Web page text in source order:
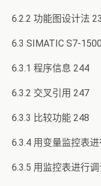
6.2.2 功能图设计法
6.3 SIMATIC S7-
6.3.1 程序信息 244
6.3.2 交叉引用 247
6.3.3 比较功能 248
6.3.4 用变量监控表
6.3.5 用监控表进行